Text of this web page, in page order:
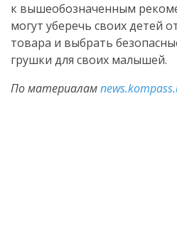
к вышеобозначенным
могут уберечь своих детей
товара и выбрать
грушки для своих малышей.
По материалам